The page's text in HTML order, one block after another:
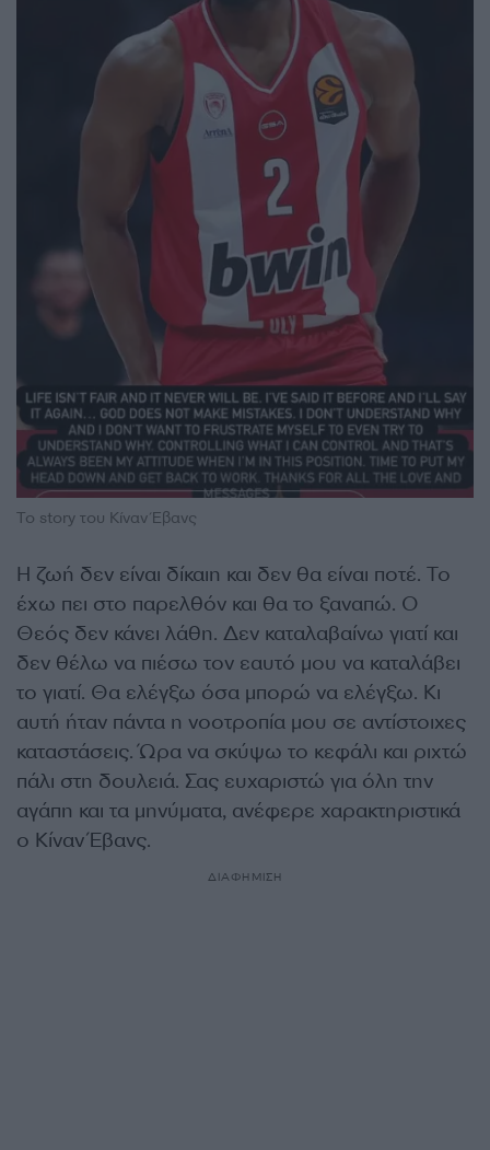
Το story του Κίναν Έβανς
Η ζωή δεν είναι δίκαιη και δεν θα είναι ποτέ. Το
έχω πει στο παρελθόν και θα το ξαναπώ. Ο
Θεός δεν κάνει λάθη. Δεν καταλαβαίνω γιατί και
δεν θέλω να πιέσω τον εαυτό μου να καταλάβει
το γιατί. Θα ελέγξω όσα μπορώ να ελέγξω. Κι
αυτή ήταν πάντα η νοοτροπία μου σε αντίστοιχες
καταστάσεις. Ώρα να σκύψω το κεφάλι και ριχτώ
πάλι στη δουλειά. Σας ευχαριστώ για όλη την
αγάπη και τα μηνύματα, ανέφερε χαρακτηριστικά
ο Κίναν Έβανς.
ΔΙΑΦΗΜΙΣΗ